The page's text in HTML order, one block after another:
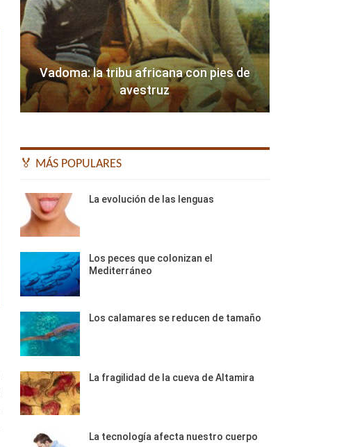
Vadoma: la tribu africana con pies de
avestruz
🏅 MÁS POPULARES
La evolución de las lenguas
Los peces que colonizan el
Mediterráneo
Los calamares se reducen de tamaño
La fragilidad de la cueva de Altamira
La tecnología afecta nuestro cuerpo